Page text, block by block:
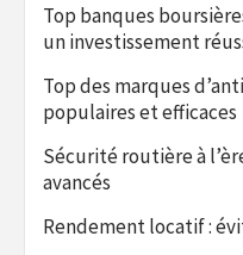
Top banques
un investissement
Top des marques
populaires et efficaces
Sécurité routière à
avancés
Rendement locatif :